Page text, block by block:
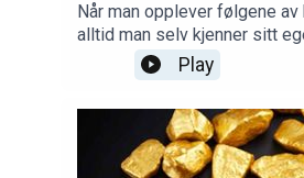
Når man opplever følgene
alltid man selv kjenner sitt
Tørresdal, Elisabeth Dolven
Saltrø ble godt tatt vare på i
fikk behandling, men etterpå
alene selv om de hadde
Play